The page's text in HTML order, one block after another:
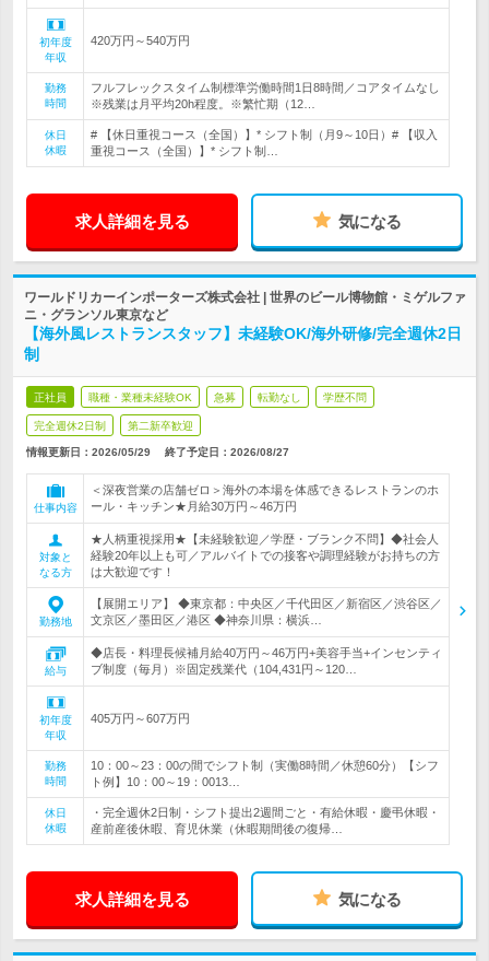
初年度
年収
420万円～540万円
勤務
時間
フルフレックスタイム制標準労働時間1日8時間／コアタイムなし
※残業は月平均20h程度。※繁忙期（12…
休日
休暇
# 【休日重視コース（全国）】* シフト制（月9～10日）# 【収入
重視コース（全国）】* シフト制…
求人詳細を見る 気になる
ワールドリカーインポーターズ株式会社 | 世界のビール博物館・ミゲルファ
ニ・グランソル東京など
【海外風レストランスタッフ】未経験OK/海外研修/完全週休2日
制
正社員 職種・業種未経験OK 急募 転勤なし 学歴不問
完全週休2日制 第二新卒歓迎
情報更新日：2026/05/29 終了予定日： 2026/08/27
仕事内容
＜深夜営業の店舗ゼロ＞海外の本場を体感できるレストランのホ
ール・キッチン★月給30万円～46万円
対象と
なる方
★人柄重視採用★【未経験歓迎／学歴・ブランク不問】◆社会人
経験20年以上も可／アルバイトでの接客や調理経験がお持ちの方
は大歓迎です！
勤務地
【展開エリア】 ◆東京都：中央区／千代田区／新宿区／渋谷区／
文京区／墨田区／港区 ◆神奈川県：横浜…
給与
◆店長・料理長候補月給40万円～46万円+美容手当+インセンティ
ブ制度（毎月）※固定残業代（104,431円～120…
初年度
年収
405万円～607万円
勤務
時間
10：00～23：00の間でシフト制（実働8時間／休憩60分）【シフ
ト例】10：00～19：0013…
休日
休暇
・完全週休2日制・シフト提出2週間ごと・有給休暇・慶弔休暇・
産前産後休暇、育児休業（休暇期間後の復帰…
求人詳細を見る 気になる